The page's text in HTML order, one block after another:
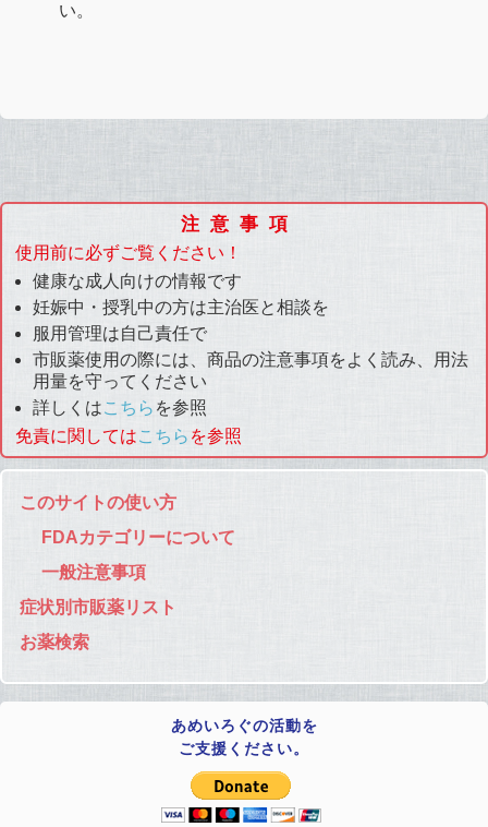
い。
注意事項
使用前に必ずご覧ください！
健康な成人向けの情報です
妊娠中・授乳中の方は主治医と相談を
服用管理は自己責任で
市販薬使用の際には、商品の注意事項をよく読み、用法
用量を守ってください
詳しくはこちら を参照
免責に関してはこちら を参照
このサイトの使い方
FDAカテゴリーについて
一般注意事項
症状別市販薬リスト
お薬検索
あめいろぐの活動を
ご支援ください。